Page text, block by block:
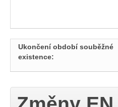
Ukončení období souběžné
existence: